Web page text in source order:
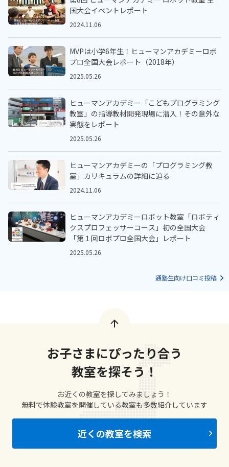
国大会イベントレポート
2024.11.06
MVPは小学6年生！ヒューマンアカデミーロボ
プロ全国大会レポート（2018年）
2025.05.26
ヒューマンアカデミー「こどもプログラミング
教室」の指導教材開発現場に潜入！その意外な
実態をレポート
2025.05.26
ヒューマンアカデミーの「プログラミング教
室」カリキュラムの詳細に迫る
2024.11.06
ヒューマンアカデミーロボット教室「ロボティ
クスプロフェッサーコース」初の全国大会
「第１回ロボプロ全国大会」レポート
2025.05.26
通塾生向け口コミ投稿
お子さまにぴったり合う
教室を探そう！
お近くの教室を探してみましょう！
無料で体験教室を開催している教室も多数紹介しています
近くの教室を検索